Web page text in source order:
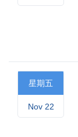
星期五
Nov 22